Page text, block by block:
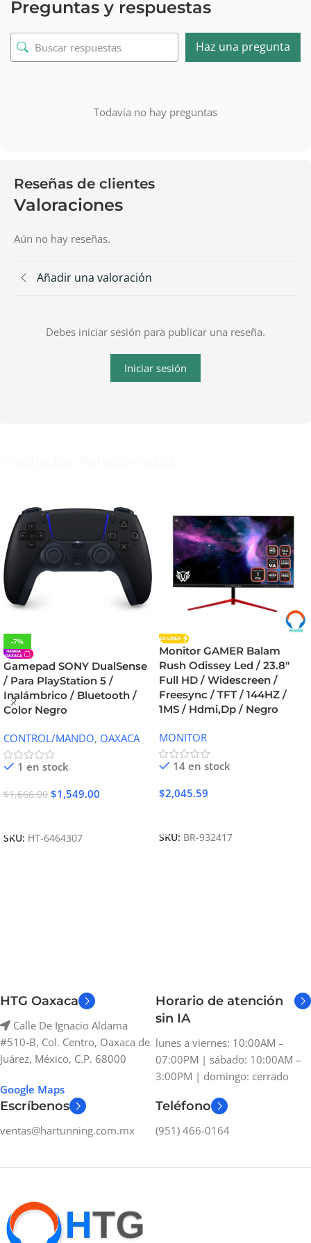
Preguntas y respuestas
Haz una pregunta
Todavía no hay preguntas
Reseñas de clientes
Valoraciones
Aún no hay reseñas.
Añadir una valoración
Debes iniciar sesión para publicar una reseña.
Iniciar sesión
-7%
Gamepad SONY DualSense
/ Para PlayStation 5 /
Inalámbrico / Bluetooth /
Color Negro
CONTROL/MANDO, OAXACA
1 en stock
$1,666.00 $1,549.00
SKU: HT-6464307
Monitor GAMER Balam
Rush Odissey Led / 23.8″
Full HD / Widescreen /
Freesync / TFT / 144HZ /
1MS / Hdmi,Dp / Negro
MONITOR
14 en stock
$2,045.59
SKU: BR-932417
HTG Oaxaca
Calle De Ignacio Aldama
#510-B, Col. Centro, Oaxaca de
Juárez, México, C.P. 68000
Google Maps
Horario de atención
sin IA
lunes a viernes: 10:00AM –
07:00PM | sábado: 10:00AM –
3:00PM | domingo: cerrado
Escríbenos
ventas@hartunning.com.mx
Teléfono
(951) 466-0164